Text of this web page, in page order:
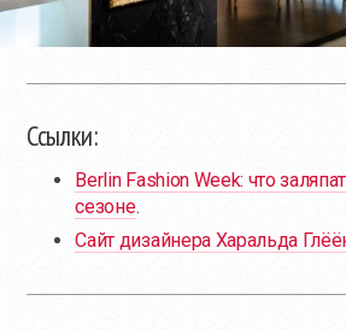
Ссылки:
Berlin Fashion Week: что
сезоне.
Сайт дизайнера Харальда